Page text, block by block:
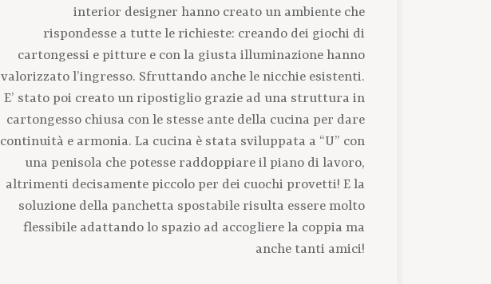
interior designer hanno creato un ambiente che
rispondesse a tutte le richieste: creando dei giochi di
cartongessi e pitture e con la giusta illuminazione hanno
valorizzato l’ingresso. Sfruttando anche le nicchie esistenti.
E’ stato poi creato un ripostiglio grazie ad una struttura in
cartongesso chiusa con le stesse ante della cucina per dare
continuità e armonia. La cucina è stata sviluppata a “U” con
una penisola che potesse raddoppiare il piano di lavoro,
altrimenti decisamente piccolo per dei cuochi provetti! E la
soluzione della panchetta spostabile risulta essere molto
flessibile adattando lo spazio ad accogliere la coppia ma
anche tanti amici!